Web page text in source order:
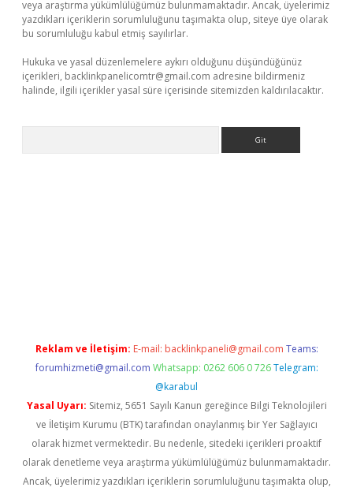
veya araştırma yükümlülüğümüz bulunmamaktadır. Ancak, üyelerimiz
yazdıkları içeriklerin sorumluluğunu taşımakta olup, siteye üye olarak
bu sorumluluğu kabul etmiş sayılırlar.
Hukuka ve yasal düzenlemelere aykırı olduğunu düşündüğünüz
içerikleri, backlinkpanelicomtr@gmail.com adresine bildirmeniz
halinde, ilgili içerikler yasal süre içerisinde sitemizden kaldırılacaktır.
Reklam ve İletişim: E-mail: backlinkpaneli@gmail.com Teams:
forumhizmeti@gmail.com Whatsapp: 0262 606 0 726 Telegram:
@karabul
Yasal Uyarı: Sitemiz, 5651 Sayılı Kanun gereğince Bilgi Teknolojileri
ve İletişim Kurumu (BTK) tarafından onaylanmış bir Yer Sağlayıcı
olarak hizmet vermektedir. Bu nedenle, sitedeki içerikleri proaktif
olarak denetleme veya araştırma yükümlülüğümüz bulunmamaktadır.
Ancak, üyelerimiz yazdıkları içeriklerin sorumluluğunu taşımakta olup,